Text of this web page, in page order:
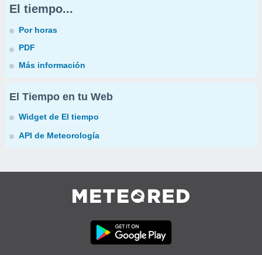
El tiempo...
Por horas
PDF
Más información
El Tiempo en tu Web
Widget de El tiempo
API de Meteorología